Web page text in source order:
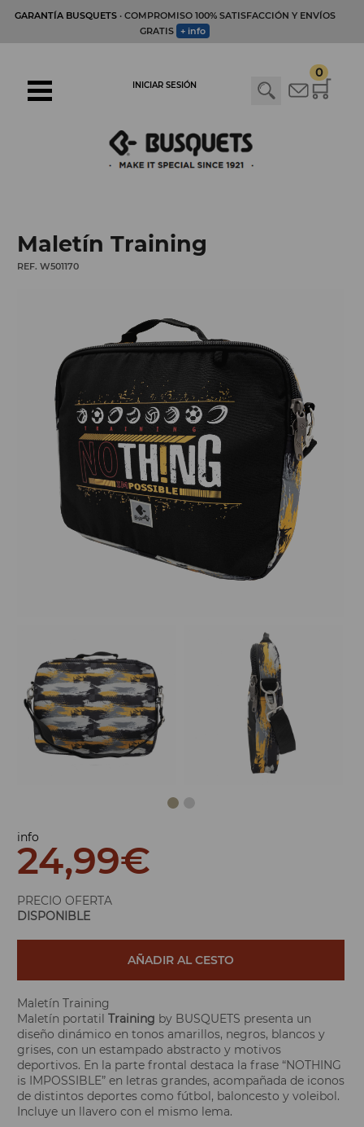
GARANTÍA BUSQUETS· COMPROMISO 100% SATISFACCIÓN Y ENVÍOS
GRATIS + info
0
INICIAR SESIÓN
Maletín Training
REF. W501170
info
24,99€
PRECIO OFERTA
DISPONIBLE
AÑADIR AL CESTO
Maletín Training
Maletín portatil Training by BUSQUETS presenta un
diseño dinámico en tonos amarillos, negros, blancos y
grises, con un estampado abstracto y motivos
deportivos. En la parte frontal destaca la frase “NOTHING
is IMPOSSIBLE” en letras grandes, acompañada de iconos
de distintos deportes como fútbol, baloncesto y voleibol.
Incluye un llavero con el mismo lema.